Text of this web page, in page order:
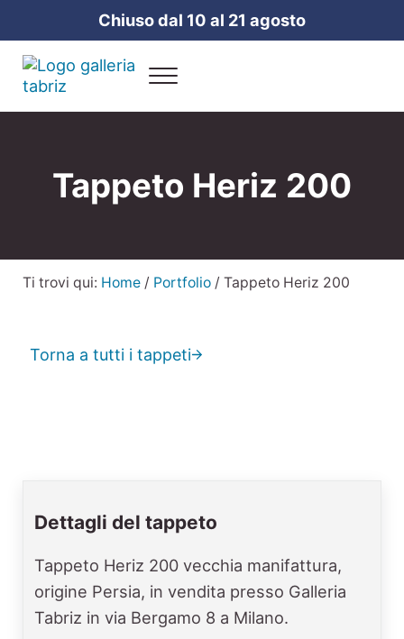
Passa al contenuto principale
Skip to header right navigation
Skip to site footerChiuso dal 10 al 21 agosto
Galleria Tabriz
Menu
Tappeto Heriz 200
Ti trovi qui: Home / Portfolio /Tappeto Heriz 200
Torna a tutti i tappeti
Dettagli del tappeto
Tappeto Heriz 200 vecchia manifattura,
origine Persia, in vendita presso Galleria
Tabriz in via Bergamo 8 a Milano.